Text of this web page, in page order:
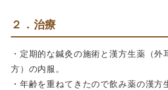
２．治療
・定期的な鍼灸の施術と漢方生薬（外
方）の内服。
・年齢を重ねてきたので飲み薬の漢方